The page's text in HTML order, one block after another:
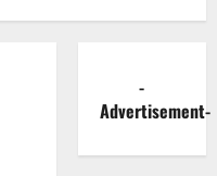
-
Advertisement-